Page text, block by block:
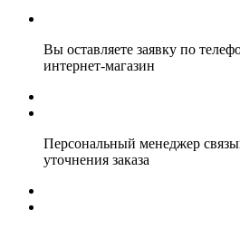
Вы оставляете заявку по
интернет-магазин
Персональный менеджер
уточнения заказа